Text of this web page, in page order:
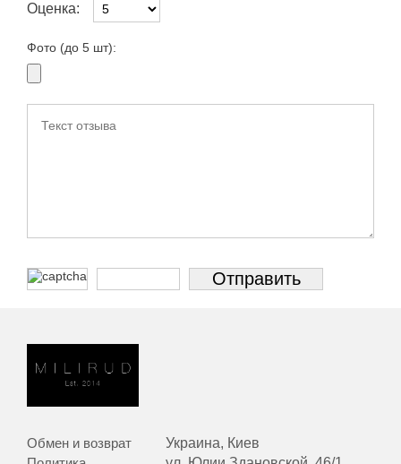
Оценка:
Фото (до 5 шт):
Обмен и возврат
Украина, Киев